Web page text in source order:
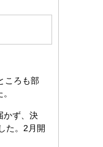
ころも部
かず、決
た。2月開